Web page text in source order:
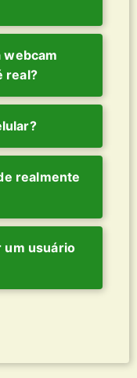
webcam
real?
realmente
um usuário